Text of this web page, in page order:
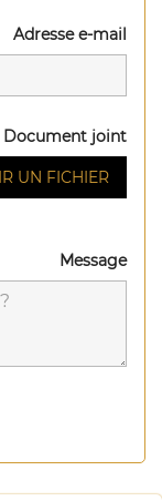
Adresse e-mail
Document joint
UN FICHIER
Message